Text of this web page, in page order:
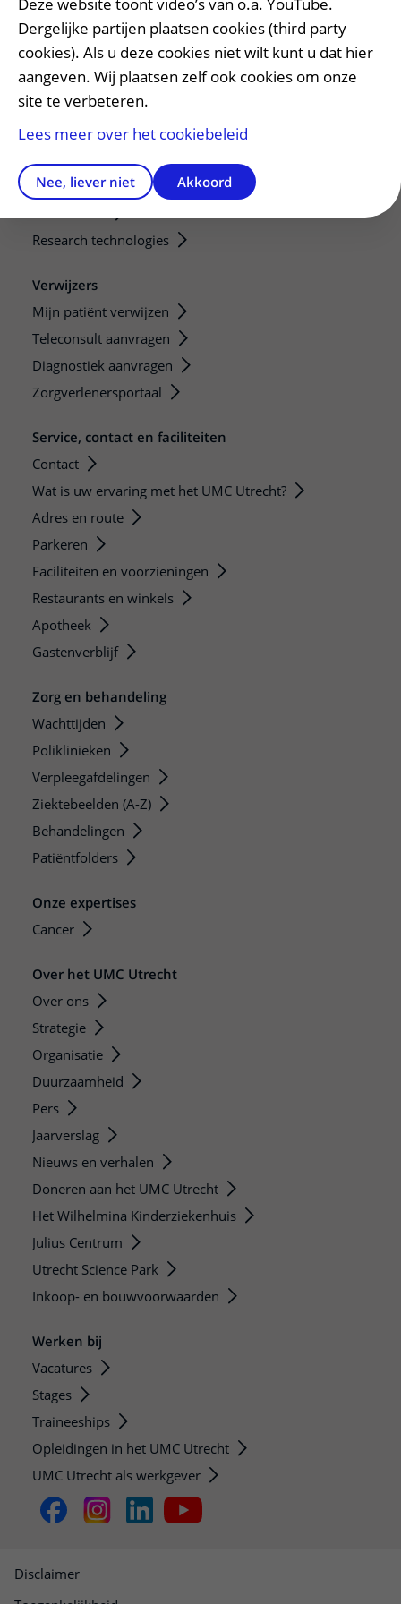
Onderwijs en onderzoek
Onze opleidingen
De Nieuwe Utrechtse School
Stage en opleidingsplaatsen
Research
Strategic programs
Research groups
Researchers
Research technologies
Verwijzers
Mijn patiënt verwijzen
Teleconsult aanvragen
Diagnostiek aanvragen
Zorgverlenersportaal
Service, contact en faciliteiten
Contact
Wat is uw ervaring met het UMC Utrecht?
Adres en route
Parkeren
Faciliteiten en voorzieningen
Restaurants en winkels
Apotheek
Gastenverblijf
Zorg en behandeling
Wachttijden
Poliklinieken
Verpleegafdelingen
Ziektebeelden (A-Z)
Behandelingen
Patiëntfolders
Onze expertises
Cancer
Over het UMC Utrecht
Over ons
Strategie
Organisatie
Duurzaamheid
Pers
Jaarverslag
Nieuws en verhalen
Doneren aan het UMC Utrecht
Het Wilhelmina Kinderziekenhuis
Julius Centrum
Utrecht Science Park
Inkoop- en bouwvoorwaarden
Werken bij
Vacatures
Stages
Traineeships
Opleidingen in het UMC Utrecht
UMC Utrecht als werkgever
Disclaimer
Dergelijke partijen plaatsen cookies (third party
cookies). Als u deze cookies niet wilt kunt u dat hier
aangeven. Wij plaatsen zelf ook cookies om onze
site te verbeteren.
Lees meer over het cookiebeleid
Nee, liever niet Akkoord